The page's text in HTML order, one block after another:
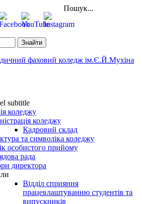
Пошук...
Знайти
subtitle
коледжу
коледжу
Кадровий склад
та символіка коледжу
особистого прийому
рада
директора
Відділ сприяння
працевлаштуванню студентів та
випускників